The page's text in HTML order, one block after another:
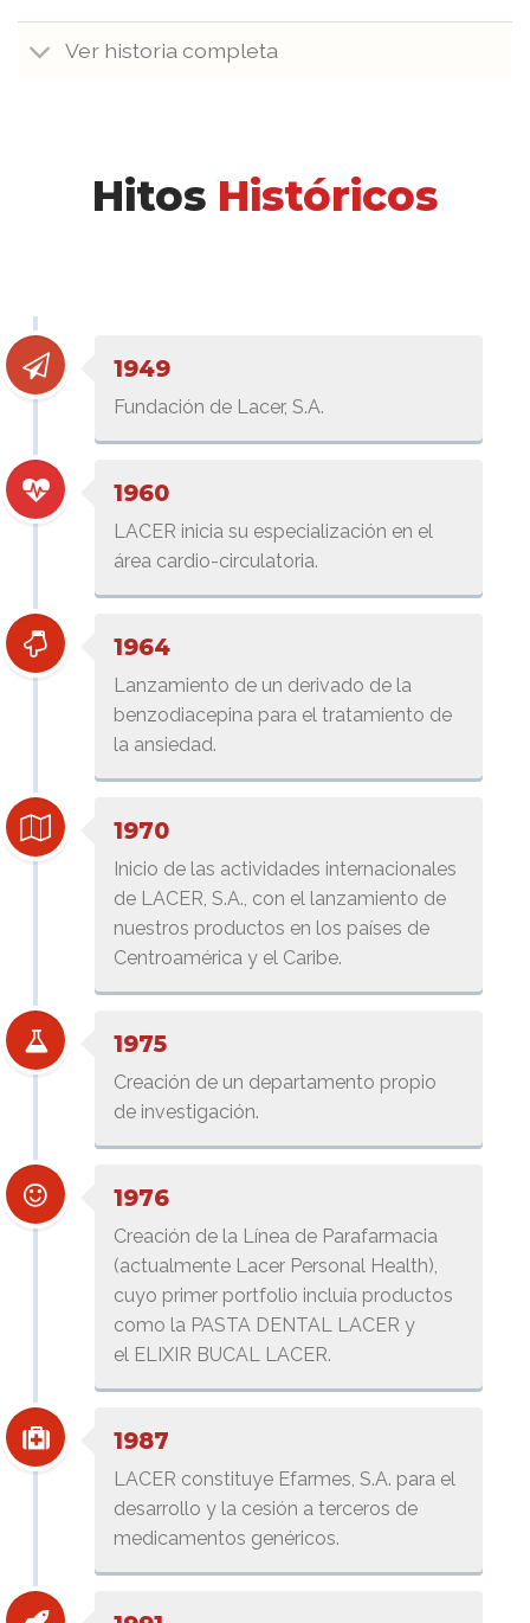
Ver historia completa
Hitos Históricos
1949
Fundación de Lacer, S.A.
1960
LACER inicia su especialización en el
área cardio-circulatoria.
1964
Lanzamiento de un derivado de la
benzodiacepina para el tratamiento de
la ansiedad.
1970
Inicio de las actividades internacionales
de LACER, S.A., con el lanzamiento de
nuestros productos en los países de
Centroamérica y el Caribe.
1975
Creación de un departamento propio
de investigación.
1976
Creación de la Línea de Parafarmacia
(actualmente Lacer Personal Health),
cuyo primer portfolio incluía productos
como la PASTA DENTAL LACER y
el ELIXIR BUCAL LACER.
1987
LACER constituye Efarmes, S.A. para el
desarrollo y la cesión a terceros de
medicamentos genéricos.